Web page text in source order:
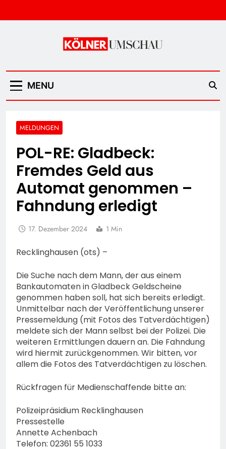
to
Kölner Umschau
MENU
MELDUNGEN
POL-RE: Gladbeck:
Fremdes Geld aus
Automat genommen –
Fahndung erledigt
17. Dezember 2024 1 Min
Recklinghausen (ots) –
Die Suche nach dem Mann, der aus einem
Bankautomaten in Gladbeck Geldscheine
genommen haben soll, hat sich bereits erledigt.
Unmittelbar nach der Veröffentlichung unserer
Pressemeldung (mit Fotos des Tatverdächtigen)
meldete sich der Mann selbst bei der Polizei. Die
weiteren Ermittlungen dauern an. Die Fahndung
wird hiermit zurückgenommen. Wir bitten, vor
allem die Fotos des Tatverdächtigen zu löschen.
Rückfragen für Medienschaffende bitte an:
Polizeipräsidium Recklinghausen
Pressestelle
Annette Achenbach
Telefon: 02361 55 1033